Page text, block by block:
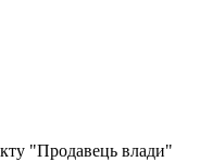
"Продавець влади"